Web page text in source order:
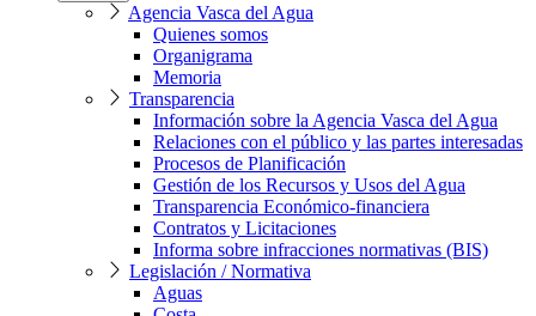
Agencia Vasca del Agua
Quienes somos
Organigrama
Memoria
Transparencia
Información sobre la Agencia Vasca del Agua
Relaciones con el público y las partes interesadas
Procesos de Planificación
Gestión de los Recursos y Usos del Agua
Transparencia Económico-financiera
Contratos y Licitaciones
Informa sobre infracciones normativas (BIS)
Legislación / Normativa
Aguas